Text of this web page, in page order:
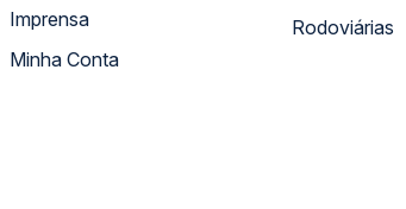
Imprensa
Minha Conta
Rodoviárias